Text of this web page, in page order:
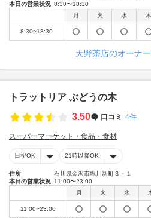
本日の営業状況 8:30〜18:30
月
火 水 木
8:30~18:30
天野茶店のオーナ
トラットリア ぶどうの木
3.50
口コミ 4件
スーパーマーケット・食品・食材
日祝OK 21時以降OK
住所
石川県金沢市堀川新町３－１
本日の営業状況 11:00〜23:00
月
火 水
11:00~23:00